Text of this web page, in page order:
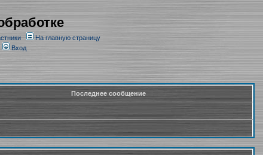
На главную страницу
Вход
Последнее сообщение